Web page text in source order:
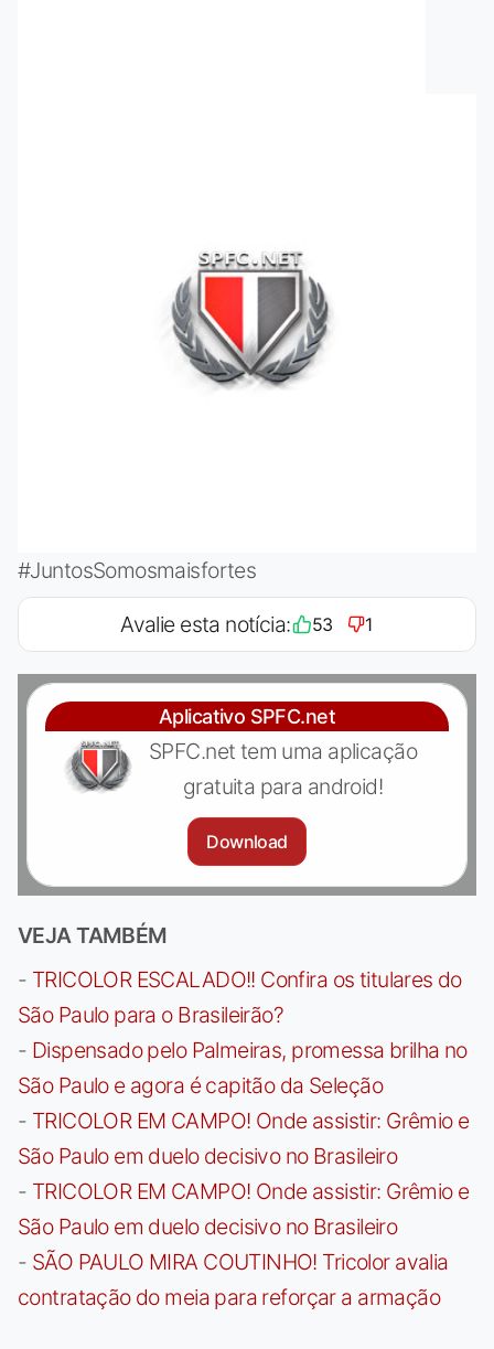
#JuntosSomosmaisfortes
Avalie esta notícia: 53 1
Aplicativo SPFC.net
SPFC.net tem uma aplicação
gratuita para android!
Download
VEJA TAMBÉM
- TRICOLOR ESCALADO!! Confira os titulares do
São Paulo para o Brasileirão?
- Dispensado pelo Palmeiras, promessa brilha no
São Paulo e agora é capitão da Seleção
- TRICOLOR EM CAMPO! Onde assistir: Grêmio e
São Paulo em duelo decisivo no Brasileiro
- TRICOLOR EM CAMPO! Onde assistir: Grêmio e
São Paulo em duelo decisivo no Brasileiro
- SÃO PAULO MIRA COUTINHO! Tricolor avalia
contratação do meia para reforçar a armação